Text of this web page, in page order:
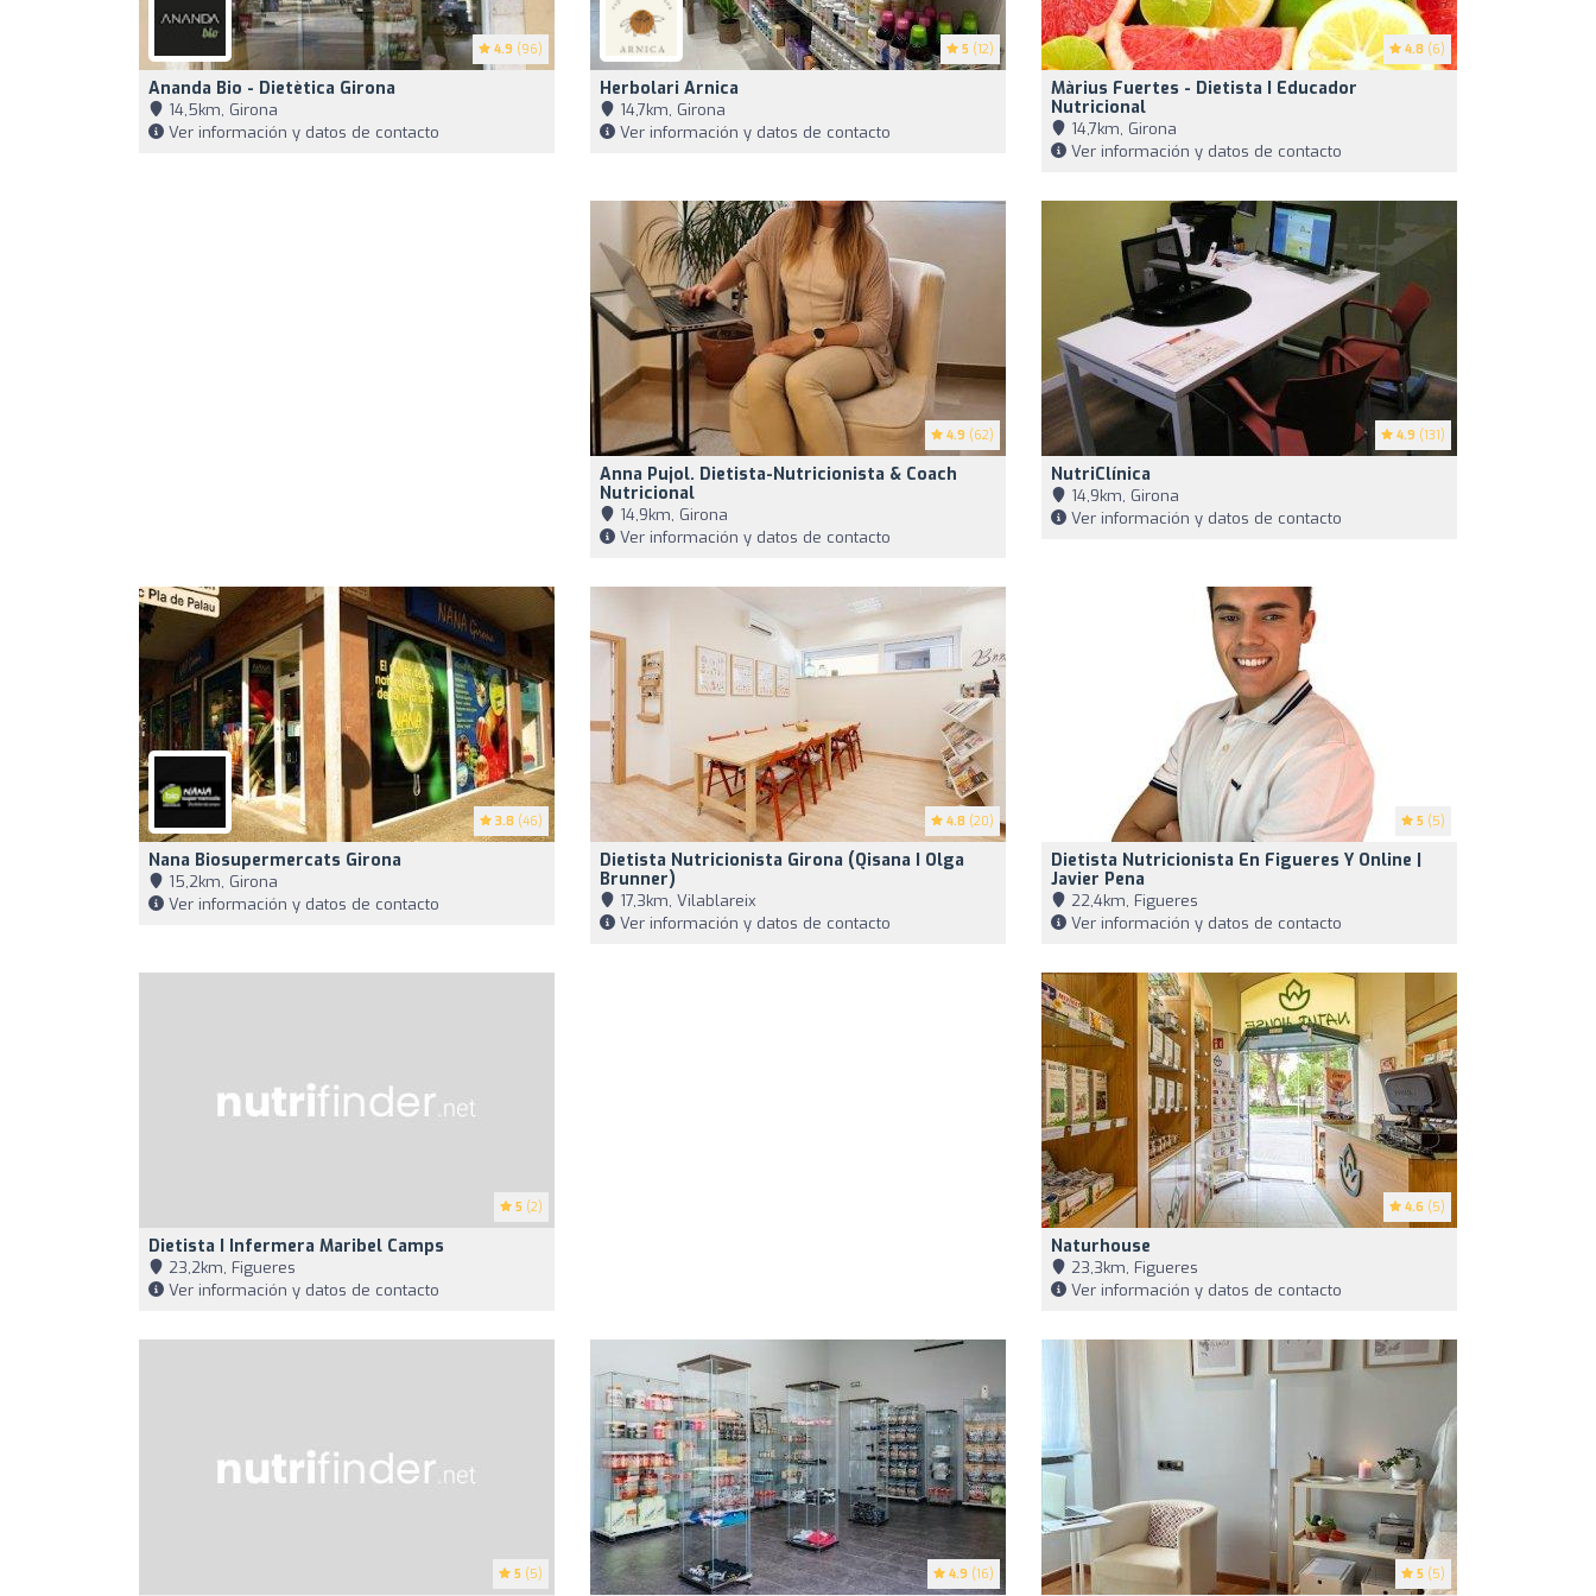
4.9 (96)
Ananda Bio - Dietètica Girona
14,5km, Girona
Ver información y datos de contacto
5 (12)
Herbolari Arnica
14,7km, Girona
Ver información y datos de contacto
4.8 (6)
Màrius Fuertes - Dietista I Educador
Nutricional
14,7km, Girona
Ver información y datos de contacto
4.9 (62)
Anna Pujol. Dietista-Nutricionista & Coach
Nutricional
14,9km, Girona
Ver información y datos de contacto
4.9 (131)
NutriClínica
14,9km, Girona
Ver información y datos de contacto
3.8 (46)
Nana Biosupermercats Girona
15,2km, Girona
Ver información y datos de contacto
4.8 (20)
Dietista Nutricionista Girona (Qisana I Olga
Brunner)
17,3km, Vilablareix
Ver información y datos de contacto
5 (5)
Dietista Nutricionista En Figueres Y Online |
Javier Pena
22,4km, Figueres
Ver información y datos de contacto
5 (2)
Dietista I Infermera Maribel Camps
23,2km, Figueres
Ver información y datos de contacto
4.6 (5)
Naturhouse
23,3km, Figueres
Ver información y datos de contacto
5 (5) 4.9 (16) 5 (5)